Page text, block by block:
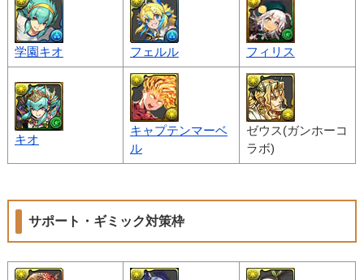
学園キオ フェルル フィリス
キオ
キャプテンマーベ
ル
ゼウス(ガンホーコ
ラボ)
サポート・ギミック対策枠